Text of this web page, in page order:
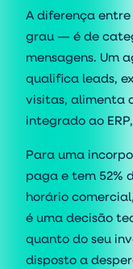
A diferença
grau — é de
mensagens. Um
qualifica leads,
visitas, alimenta
integrado ao
Para uma
paga e tem 52%
horário
é uma decisão
quanto do seu
disposto a